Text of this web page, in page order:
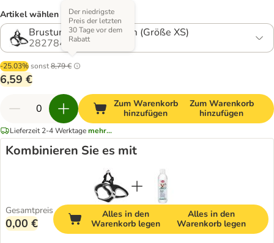
Artikel wählen (4 Varianten)
Brustumfang 32 - 34 cm (Größe XS)
282784.4
-25.03%sonst8,79 €
Der niedrigste
Preis der letzten
30 Tage vor dem
Rabatt
6,59 €
Zum Warenkorb
hinzufügen
Zum Warenkorb
hinzufügen
Lieferzeit 2-4 Werktagemehr...
Kombinieren Sie es mit
Gesamtpreis
0,00 €
Alles in den
Warenkorb legen
Alles in den
Warenkorb legen